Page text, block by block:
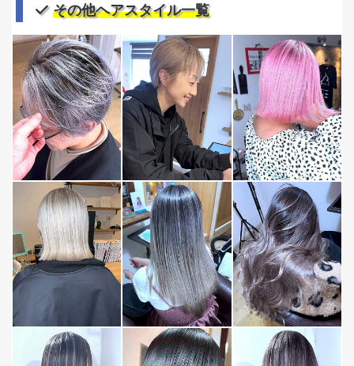
その他ヘアスタイル一覧